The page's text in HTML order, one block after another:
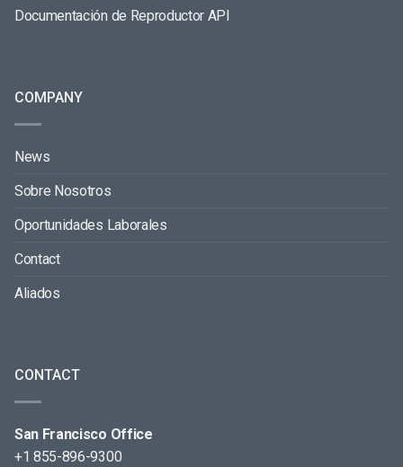
Documentación de Reproductor API
COMPANY
News
Sobre Nosotros
Oportunidades Laborales
Contact
Aliados
CONTACT
San Francisco Office
+1 855-896-9300